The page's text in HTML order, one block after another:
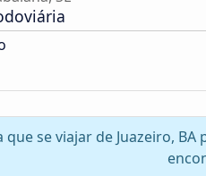
que se viajar de Juazeiro,